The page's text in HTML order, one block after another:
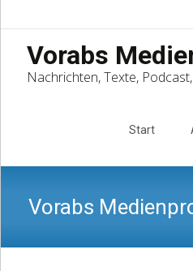
Vorabs
Nachrichten, Texte,
Start
Vorabs